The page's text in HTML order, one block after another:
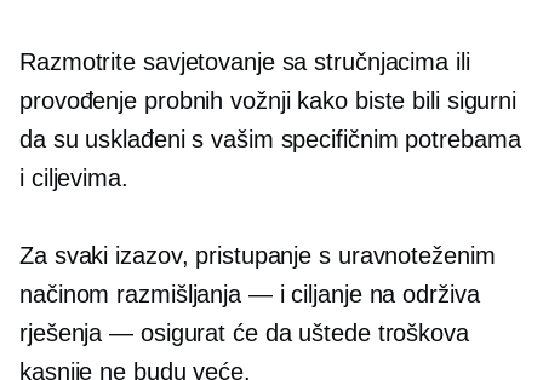
Razmotrite savjetovanje sa stručnjacima ili
provođenje probnih vožnji kako biste bili sigurni
da su usklađeni s vašim specifičnim potrebama
i ciljevima.
Za svaki izazov, pristupanje s uravnoteženim
načinom razmišljanja — i ciljanje na održiva
rješenja — osigurat će da uštede troškova
kasnije ne budu veće.